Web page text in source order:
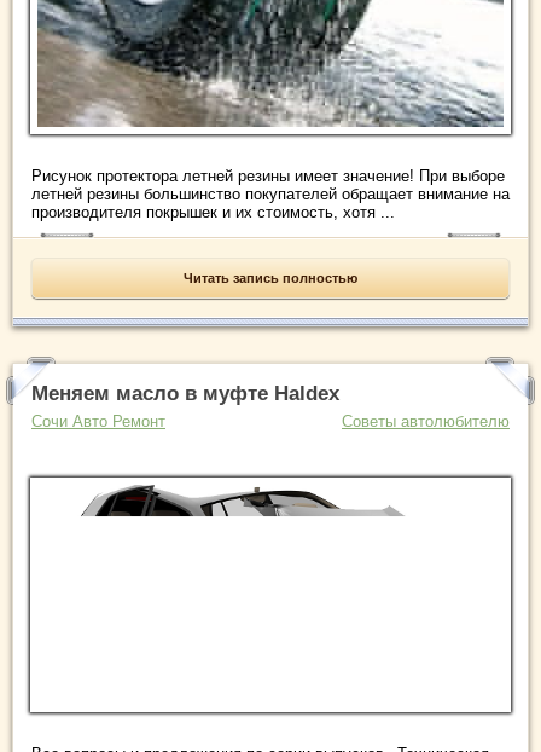
Рисунок протектора летней резины имеет значение! При выборе
летней резины большинство покупателей обращает внимание на
производителя покрышек и их стоимость, хотя ...
Читать запись полностью
Меняем масло в муфте Haldex
Сочи Авто Ремонт Советы автолюбителю